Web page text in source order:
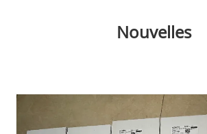
Nouvelles